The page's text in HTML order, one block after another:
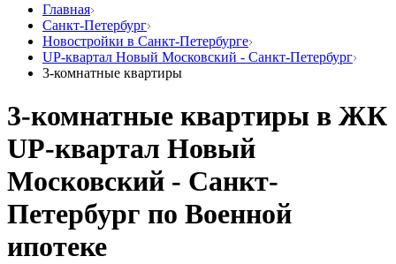
Главная
Санкт-Петербург
Новостройки в Санкт-Петербурге
UP-квартал Новый Московский - Санкт-Петербург
3-комнатные квартиры
3-комнатные квартиры в ЖК
UP-квартал Новый
Московский - Санкт-
Петербург по Военной
ипотеке